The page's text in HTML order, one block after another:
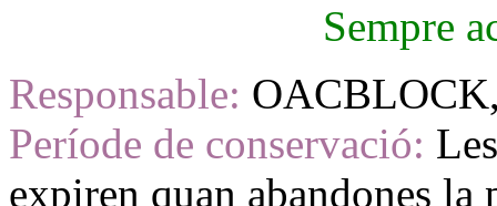
Sempre
Responsable:
Període de conservació:
expiren quan abandones la